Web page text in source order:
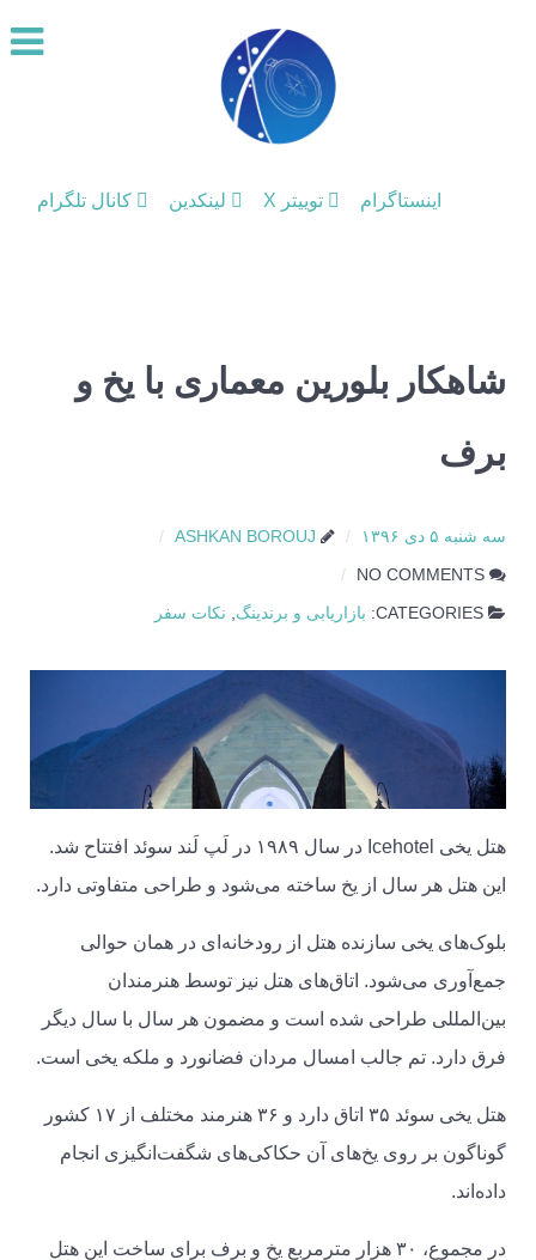
اینستاگرام توییتر X لینکدین کانال تلگرام
شاهکار بلورین معماری با یخ و
برف
سه شنبه ۵ دی ۱۳۹۶ ASHKAN BOROUJ
NO COMMENTS
CATEGORIES: بازاریابی و برندینگ نکات سفر
هتل یخی Icehotel در سال ۱۹۸۹ در لَپ لَند سوئد افتتاح شد.
این هتل هر سال از یخ ساخته می‌شود و طراحی متفاوتی دارد.
بلوک‌های یخی سازنده هتل از رودخانه‌ای در همان حوالی
جمع‌آوری می‌شود. اتاق‌های هتل نیز توسط هنرمندان
بین‌المللی طراحی شده است و مضمون هر سال با سال دیگر
فرق دارد. تم جالب امسال مردان فضانورد و ملکه یخی است.
هتل یخی سوئد ۳۵ اتاق دارد و ۳۶ هنرمند مختلف از ۱۷ کشور
گوناگون بر روی یخ‌های آن حکاکی‌های شگفت‌انگیزی انجام
داده‌اند.
در مجموع، ۳۰ هزار مترمربع یخ و برف برای ساخت این هتل